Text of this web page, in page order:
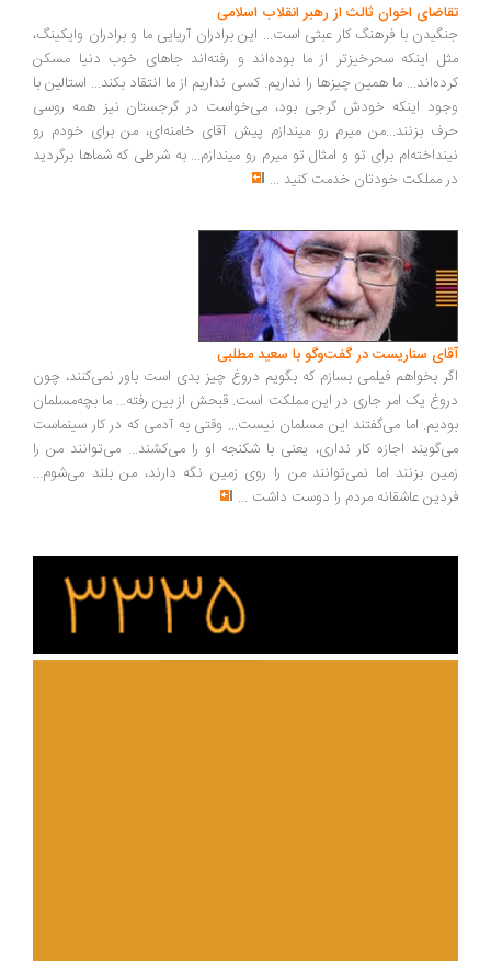
تقاضای اخوان ثالث از رهبر انقلاب اسلامی
جنگیدن با فرهنگ کار عبثی است... این برادران آریایی ما و برادران وایکینگ،
مثل اینکه سحرخیزتر از ما بوده‌اند و رفته‌اند جاهای خوب دنیا مسکن
کرده‌اند... ما همین چیزها را نداریم. کسی نداریم از ما انتقاد بکند... استالین با
وجود اینکه خودش گرجی بود، می‌خواست در گرجستان نیز همه روسی
حرف بزنند...من میرم رو میندازم پیش آقای خامنه‌ای، من برای خودم رو
نینداخته‌ام برای تو و امثال تو میرم رو میندازم... به شرطی که شماها برگردید
در مملکت خودتان خدمت کنید ...
آقای سناریست در گفت‌وگو با سعید مطلبی
اگر بخواهم فیلمی بسازم که بگویم دروغ چیز بدی است باور نمی‌کنند، چون
دروغ یک امر جاری در این مملکت است. قبحش از بین رفته... ما بچه‌مسلمان
بودیم. اما می‌گفتند این مسلمان نیست... وقتی به آدمی که در کار سینماست
می‌گویند اجازه کار نداری، یعنی با شکنجه او را می‌کشند... می‌توانند من را
زمین بزنند اما نمی‌توانند من را روی زمین نگه دارند، من بلند می‌شوم...
فردین عاشقانه مردم را دوست داشت ...